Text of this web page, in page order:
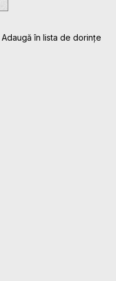
Adaugă în lista de dorințe